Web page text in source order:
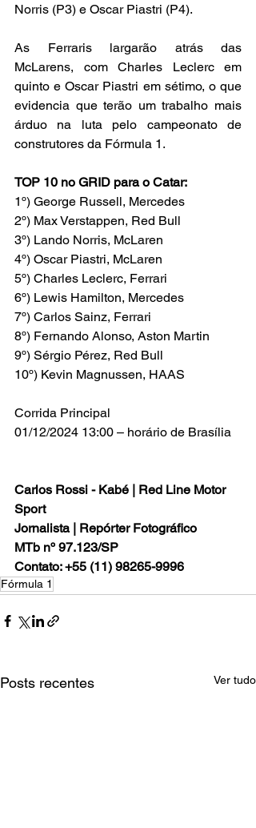
Norris (P3) e Oscar Piastri (P4).
As Ferraris largarão atrás das
McLarens, com Charles Leclerc em
quinto e Oscar Piastri em sétimo, o que
evidencia que terão um trabalho mais
árduo na luta pelo campeonato de
construtores da Fórmula 1.
TOP 10 no GRID para o Catar:
1º) George Russell, Mercedes
2º) Max Verstappen, Red Bull
3º) Lando Norris, McLaren
4º) Oscar Piastri, McLaren
5º) Charles Leclerc, Ferrari
6º) Lewis Hamilton, Mercedes
7º) Carlos Sainz, Ferrari
8º) Fernando Alonso, Aston Martin
9º) Sérgio Pérez, Red Bull
10º) Kevin Magnussen, HAAS
Corrida Principal
01/12/2024 13:00 – horário de Brasília
Carlos Rossi - Kabé | Red Line Motor
Sport
Jornalista | Repórter Fotográfico
MTb nº 97.123/SP
Contato: +55 (11) 98265-9996
Fórmula 1
Posts recentes Ver tudo